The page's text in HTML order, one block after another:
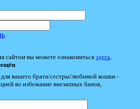
сайтом вы можете ознакомиться здесь
вашего брата/сестры/любимой кошки -
во избежание внезапных банов,